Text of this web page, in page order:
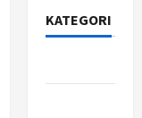
KATEGORI